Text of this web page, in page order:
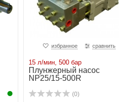
избранное сравнить
15 л/мин, 500 бар
Плунжерный насос
NP25/15-500R
(0)